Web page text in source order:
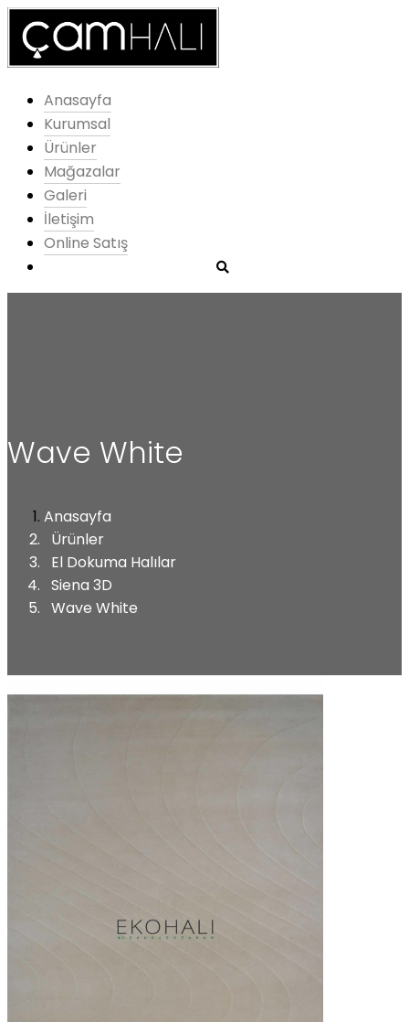
Anasayfa
Kurumsal
Ürünler
Mağazalar
Galeri
İletişim
Online Satış
Wave White
Anasayfa
Ürünler
El Dokuma Halılar
Siena 3D
Wave White